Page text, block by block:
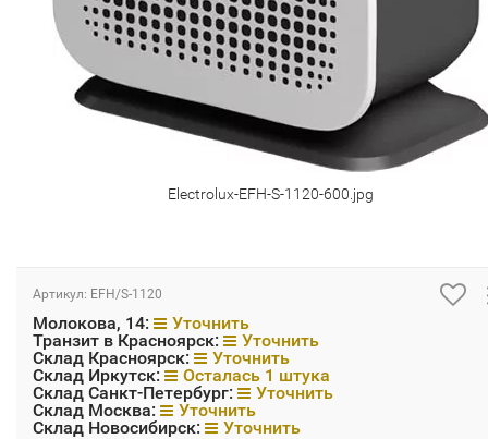
Electrolux-EFH-S-1120-600.jpg
Артикул: EFH/S-1120
Молокова, 14:
Уточнить
Транзит в Красноярск:
Уточнить
Склад Красноярск:
Уточнить
Склад Иркутск:
Осталась 1 штука
Склад Санкт-Петербург:
Уточнить
Склад Москва:
Уточнить
Склад Новосибирск:
Уточнить